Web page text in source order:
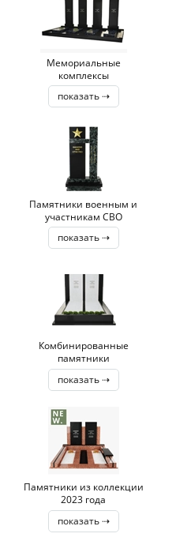
Мемориальные
комплексы
показать ⇢
Памятники военным и
участникам СВО
показать ⇢
Комбинированные
памятники
показать ⇢
Памятники из коллекции
2023 года
показать ⇢